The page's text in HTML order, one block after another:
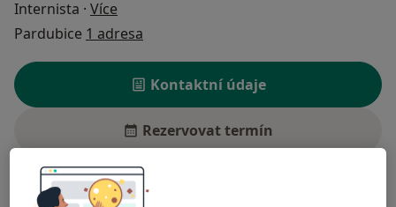
Internista · Více
Pardubice 1 adresa
Kontaktní údaje
Rezervovat termín
Ceník Adresy